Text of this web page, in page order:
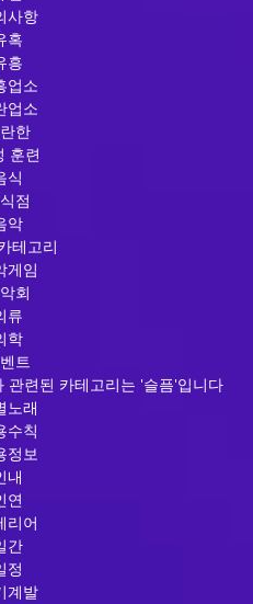
사항
혹
흥
업소
업소
한
훈련
식
점
악
테고리
게임
회
류
학
트
관련된 카테고리는 '슬픔'입니다
노래
수칙
정보
내
연
리어
간
정
계발